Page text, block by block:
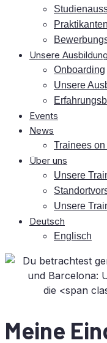
Un­se­re Ausbildung
On­boar­ding
Un­se­re
Events
News
Trai­nees on
Über uns
Un­se­re
Un­se­re
Deutsch
Eng­lisch
Mei­ne